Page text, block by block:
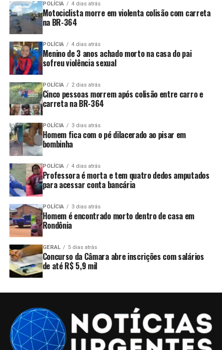
POLÍCIA 4 dias atrás
Motociclista morre em violenta colisão com carreta
na BR-364
POLÍCIA 4 dias atrás
Menino de 3 anos achado morto na casa do pai
sofreu violência sexual
POLÍCIA 2 dias atrás
Cinco pessoas morrem após colisão entre carro e
carreta na BR-364
POLÍCIA 3 dias atrás
Homem fica com o pé dilacerado ao pisar em
bombinha
POLÍCIA 4 dias atrás
Professora é morta e tem quatro dedos amputados
para acessar conta bancária
POLÍCIA 3 dias atrás
Homem é encontrado morto dentro de casa em
Rondônia
GERAL 5 dias atrás
Concurso da Câmara abre inscrições com salários
de até R$ 5,9 mil